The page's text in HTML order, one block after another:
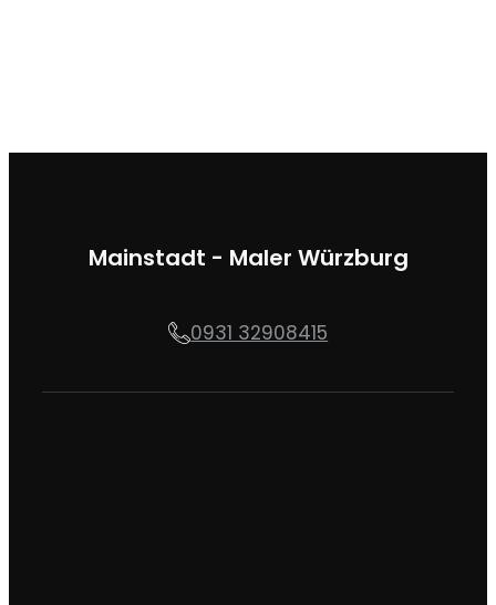
Mainstadt - Maler Würzburg
0931 32908415